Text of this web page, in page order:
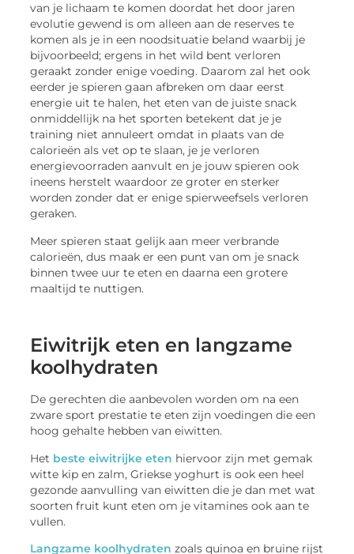
van je lichaam te komen doordat het door jaren
evolutie gewend is om alleen aan de reserves te
komen als je in een noodsituatie beland waarbij je
bijvoorbeeld; ergens in het wild bent verloren
geraakt zonder enige voeding. Daarom zal het ook
eerder je spieren gaan afbreken om daar eerst
energie uit te halen, het eten van de juiste snack
onmiddellijk na het sporten betekent dat je je
training niet annuleert omdat in plaats van de
calorieën als vet op te slaan, je je verloren
energievoorraden aanvult en je jouw spieren ook
ineens herstelt waardoor ze groter en sterker
worden zonder dat er enige spierweefsels verloren
geraken.
Meer spieren staat gelijk aan meer verbrande
calorieën, dus maak er een punt van om je snack
binnen twee uur te eten en daarna een grotere
maaltijd te nuttigen.
Eiwitrijk eten en langzame
koolhydraten
De gerechten die aanbevolen worden om na een
zware sport prestatie te eten zijn voedingen die een
hoog gehalte hebben van eiwitten.
Het beste eiwitrijke eten hiervoor zijn met gemak
witte kip en zalm, Griekse yoghurt is ook een heel
gezonde aanvulling van eiwitten die je dan met wat
soorten fruit kunt eten om je vitamines ook aan te
vullen.
Langzame koolhydraten zoals quinoa en bruine rijst